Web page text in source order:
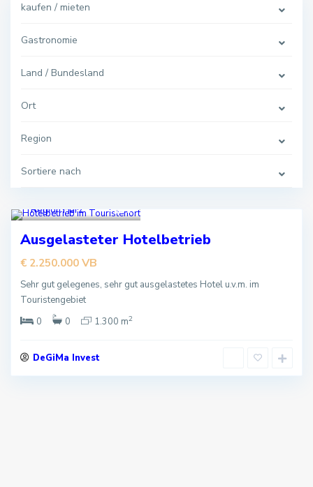
kaufen / mieten
Gastronomie
Land / Bundesland
Ort
Region
Sortiere nach
1
Region Harz,
Ausgelasteter Hotelbetrieb
€ 2.250.000 VB
Sehr gut gelegenes, sehr gut ausgelastetes Hotel u.v.m. im
Touristengebiet
0
0 1.300 m2
DeGiMa Invest